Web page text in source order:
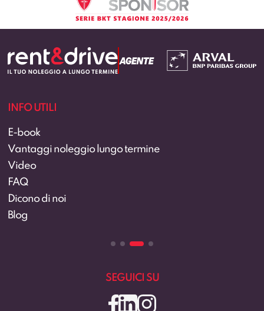
INFO UTILI
E-book
Vantaggi noleggio lungo termine
Video
FAQ
Dicono di noi
Blog
SEGUICI SU